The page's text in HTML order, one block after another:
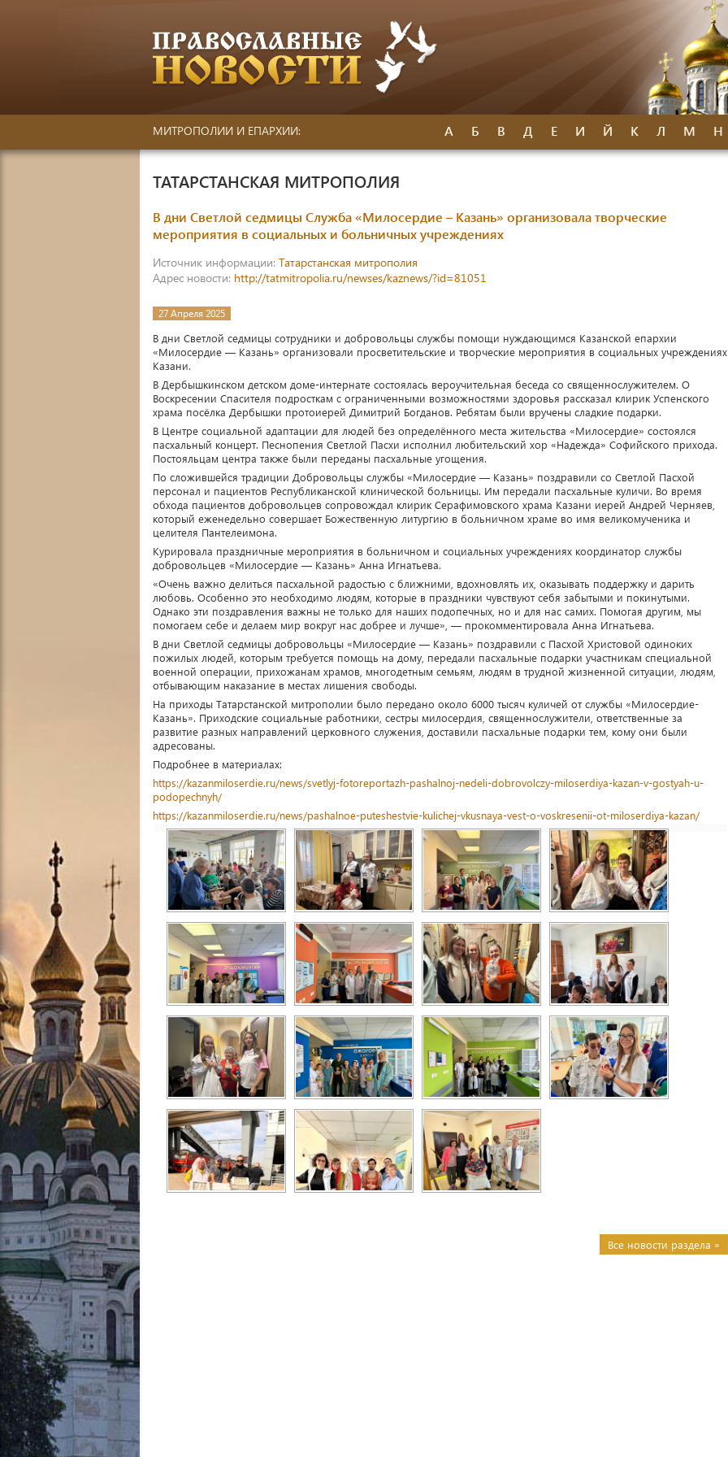
МИТРОПОЛИИ И ЕПАРХИИ: А Б В Д Е И Й К Л М Н
ТАТАРСТАНСКАЯ МИТРОПОЛИЯ
В дни Светлой седмицы Служба «Милосердие – Казань» организовала творческие
мероприятия в социальных и больничных учреждениях
Источник информации: Татарстанская митрополия
Адрес новости: http://tatmitropolia.ru/newses/kaznews/?id=81051
27 Апреля 2025
В дни Светлой седмицы сотрудники и добровольцы службы помощи нуждающимся Казанской епархии
«Милосердие — Казань» организовали просветительские и творческие мероприятия в социальных учреждениях
Казани.
В Дербышкинском детском доме-интернате состоялась вероучительная беседа со священнослужителем. О
Воскресении Спасителя подросткам с ограниченными возможностями здоровья рассказал клирик Успенского
храма посёлка Дербышки протоиерей Димитрий Богданов. Ребятам были вручены сладкие подарки.
В Центре социальной адаптации для людей без определённого места жительства «Милосердие» состоялся
пасхальный концерт. Песнопения Светлой Пасхи исполнил любительский хор «Надежда» Софийского прихода.
Постояльцам центра также были переданы пасхальные угощения.
По сложившейся традиции Добровольцы службы «Милосердие — Казань» поздравили со Светлой Пасхой
персонал и пациентов Республиканской клинической больницы. Им передали пасхальные куличи. Во время
обхода пациентов добровольцев сопровождал клирик Серафимовского храма Казани иерей Андрей Черняев,
который еженедельно совершает Божественную литургию в больничном храме во имя великомученика и
целителя Пантелеимона.
Курировала праздничные мероприятия в больничном и социальных учреждениях координатор службы
добровольцев «Милосердие — Казань» Анна Игнатьева.
«Очень важно делиться пасхальной радостью с ближними, вдохновлять их, оказывать поддержку и дарить
любовь. Особенно это необходимо людям, которые в праздники чувствуют себя забытыми и покинутыми.
Однако эти поздравления важны не только для наших подопечных, но и для нас самих. Помогая другим, мы
помогаем себе и делаем мир вокруг нас добрее и лучше», — прокомментировала Анна Игнатьева.
В дни Светлой седмицы добровольцы «Милосердие — Казань» поздравили с Пасхой Христовой одиноких
пожилых людей, которым требуется помощь на дому, передали пасхальные подарки участникам специальной
военной операции, прихожанам храмов, многодетным семьям, людям в трудной жизненной ситуации, людям,
отбывающим наказание в местах лишения свободы.
На приходы Татарстанской митрополии было передано около 6000 тысяч куличей от службы «Милосердие-
Казань». Приходские социальные работники, сестры милосердия, священнослужители, ответственные за
развитие разных направлений церковного служения, доставили пасхальные подарки тем, кому они были
адресованы.
Подробнее в материалах:
https://kazanmiloserdie.ru/news/svetlyj-fotoreportazh-pashalnoj-nedeli-dobrovolczy-miloserdiya-kazan-v-gostyah-u-
podopechnyh/
https://kazanmiloserdie.ru/news/pashalnoe-puteshestvie-kulichej-vkusnaya-vest-o-voskresenii-ot-miloserdiya-kazan/
Все новости раздела »